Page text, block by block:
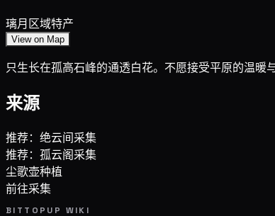
璃月区域特产
View on Map
只生长在孤高石峰的通透白花。不愿接受平原的温暖
来源
推荐：绝云间采集
推荐：孤云阁采集
尘歌壶种植
前往采集
BITTOPUP WIKI